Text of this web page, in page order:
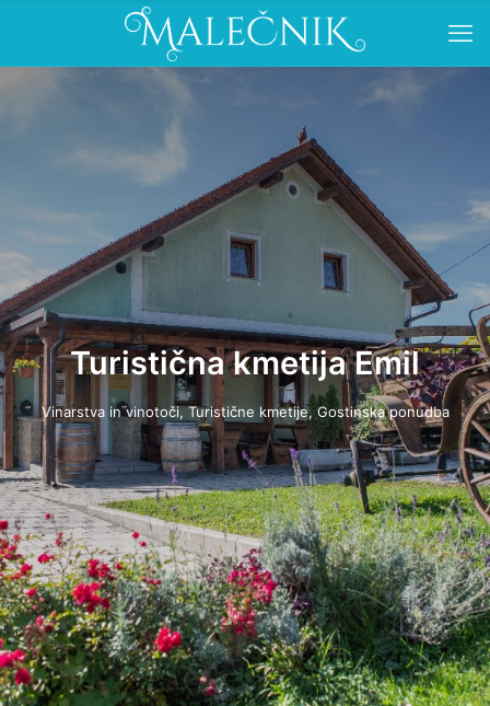
Turistična kmetija Emil
Vinarstva in vinotoči, Turistične kmetije, Gostinska ponudba